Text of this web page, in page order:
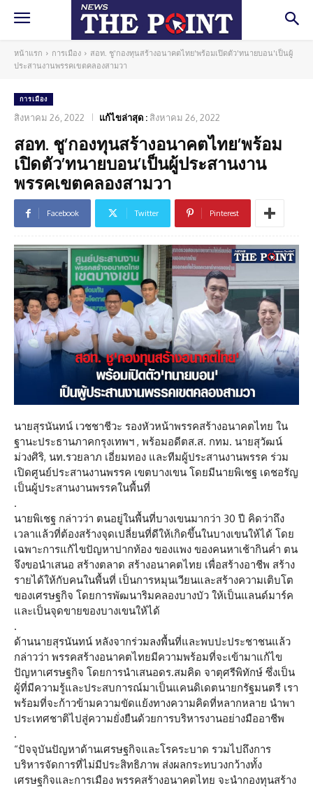
หน้าแรก การเมือง
สอท. ชู'กองทุนสร้างอนาคตไทย'พร้อมเปิดตัว'ทนายบอน'เป็นผู้
ประสานงานพรรคเขตคลองสามวา
การเมือง
สิงหาคม 26, 2022 แก้ไขล่าสุด : สิงหาคม 26, 2022
สอท. ชู’กองทุนสร้างอนาคตไทย’พร้อม
เปิดตัว’ทนายบอน’เป็นผู้ประสานงาน
พรรคเขตคลองสามวา
Facebook Twitter Pinterest
นายสุรนันทน์ เวชชาชีวะ รองหัวหน้าพรรคสร้างอนาคตไทย ใน
ฐานะประธานภาคกรุงเทพฯ , พร้อมอดีตส.ส. กทม. นายสุวัฒน์
ม่วงศิริ, นท.รวยลาภ เอี่ยมทอง และทีมผู้ประสานงานพรรค ร่วม
เปิดศูนย์ประสานงานพรรค เขตบางเขน โดยมีนายพิเชฐ เดชอรัญ
เป็นผู้ประสานงานพรรคในพื้นที่
.
นายพิเชฐ กล่าวว่า ตนอยู่ในพื้นที่บางเขนมากว่า 30 ปี คิดว่าถึง
เวลาแล้วที่ต้องสร้างจุดเปลี่ยนที่ดีให้เกิดขึ้นในบางเขนให้ได้ โดย
เฉพาะการแก้ไขปัญหาปากท้อง ของแพง ของคนหาเช้ากินค่ำ ตน
จึงขอนำเสนอ สร้างตลาด สร้างอนาคตไทย เพื่อสร้างอาชีพ สร้าง
รายได้ให้กับคนในพื้นที่ เป็นการหมุนเวียนและสร้างความเติบโต
ของเศรษฐกิจ โดยการพัฒนาริมคลองบางบัว ให้เป็นแลนด์มาร์ค
และเป็นจุดขายของบางเขนให้ได้
.
ด้านนายสุรนันทน์ หลังจากร่วมลงพื้นที่และพบปะประชาชนแล้ว
กล่าวว่า พรรคสร้างอนาคตไทยมีความพร้อมที่จะเข้ามาแก้ไข
ปัญหาเศรษฐกิจ โดยการนำเสนอดร.สมคิด จาตุศรีพิทักษ์ ซึ่งเป็น
ผู้ที่มีความรู้และประสบการณ์มาเป็นแคนดิเดตนายกรัฐมนตรี เรา
พร้อมที่จะก้าวข้ามความขัดแย้งทางความคิดที่หลากหลาย นำพา
ประเทศชาติไปสู่ความยั่งยืนด้วยการบริหารงานอย่างมืออาชีพ
.
“ปัจจุบันปัญหาด้านเศรษฐกิจและโรคระบาด รวมไปถึงการ
บริหารจัดการที่ไม่มีประสิทธิภาพ ส่งผลกระทบวงกว้างทั้ง
เศรษฐกิจและการเมือง พรรคสร้างอนาคตไทย จะนำกองทุนสร้าง